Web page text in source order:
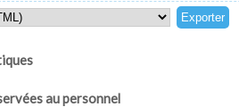
au personnel